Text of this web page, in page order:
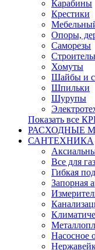
Карабины
Крестики
Опоры,
Саморезы
Хомуты
Шайбы и
Шпильки
Шурупы
Показать все
РАСХОДНЫЕ
САНТЕХНИКА
Все для
Гибкая
Запорная
Насосное